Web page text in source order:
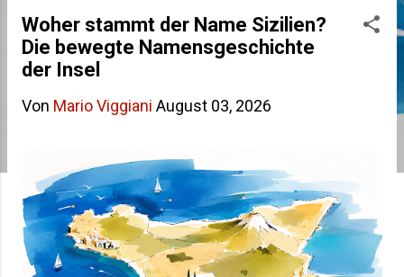
Woher stammt der Name Sizilien?
Die bewegte Namensgeschichte
der Insel
Von Mario Viggiani August 03, 2026